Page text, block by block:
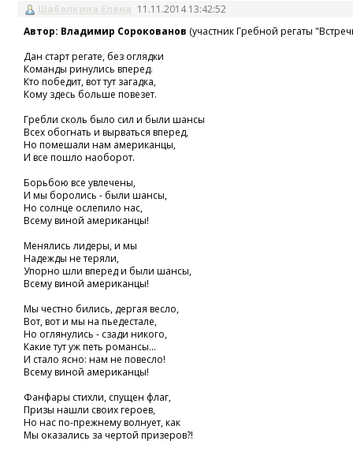
Шабалкина Елена 11.11.2014 13:42:52
Автор: Владимир Сорокованов (участник Гребной регаты
Дан старт регате, без оглядки
Команды ринулись вперед.
Кто победит, вот тут загадка,
Кому здесь больше повезет.
Гребли сколь было сил и были шансы
Всех обогнать и вырваться вперед,
Но помешали нам американцы,
И все пошло наоборот.
Борьбою все увлечены,
И мы боролись - были шансы,
Но солнце ослепило нас,
Всему виной американцы!
Менялись лидеры, и мы
Надежды не теряли,
Упорно шли вперед и были шансы,
Всему виной американцы!
Мы честно бились, дергая весло,
Вот, вот и мы на пьедестале,
Но оглянулись - сзади никого,
Какие тут уж петь романсы...
И стало ясно: нам не повесло!
Всему виной американцы!
Фанфары стихли, спущен флаг,
Призы нашли своих героев,
Но нас по-прежнему волнует, как
Мы оказались за чертой призеров?!